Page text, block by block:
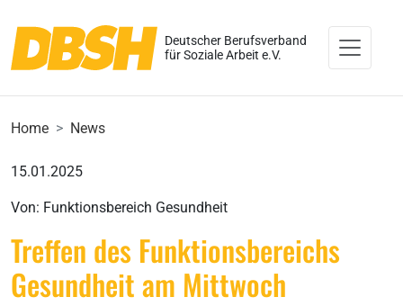
Deutscher Berufsverband
für Soziale Arbeit e.V.
Home News
15.01.2025
Von: Funktionsbereich Gesundheit
Treffen des Funktionsbereichs
Gesundheit am Mittwoch